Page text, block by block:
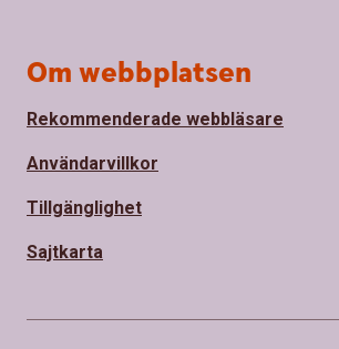
Om webbplatsen
Rekommenderade webbläsare
Användarvillkor
Tillgänglighet
Sajtkarta